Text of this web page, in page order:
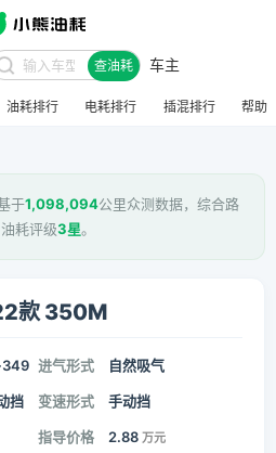
查油耗 车主
油耗排行 电耗排行 插混排行 帮助
于1,098,094公里众测数据，综合路
耗评级3星。
款 350M
进气形式 自然吸气
挡 变速形式 手动挡
指导价格 2.88 万元